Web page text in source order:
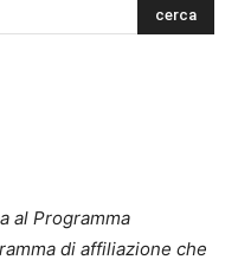
cerca
al Programma
di affiliazione che